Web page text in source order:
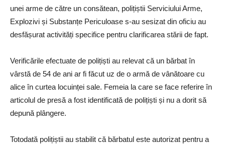
unei arme de către un consătean, polițiștii Serviciului Arme,
Explozivi și Substanțe Periculoase s-au sesizat din oficiu au
desfășurat activități specifice pentru clarificarea stării de fapt.
Verificările efectuate de polițiști au relevat că un bărbat în
vârstă de 54 de ani ar fi făcut uz de o armă de vânătoare cu
alice în curtea locuinței sale. Femeia la care se face referire în
articolul de presă a fost identificată de polițiști și nu a dorit să
depună plângere.
Totodată polițiștii au stabilit că bărbatul este autorizat pentru a